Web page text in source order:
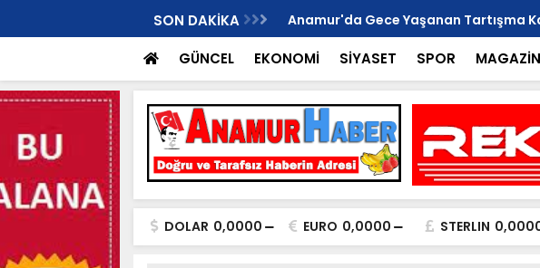
SON DAKİKA
KURUCU İLÇE BAŞKANI OLDU.. Anamur'da Gece Yaşanan Tartışma
GÜNCEL EKONOMİ SİYASET SPOR MAGAZİN
DOLAR 0,0000 EURO 0,0000 STERLIN